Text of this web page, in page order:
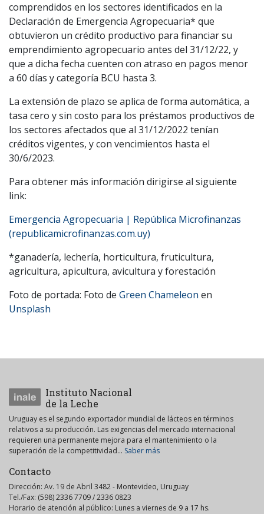
comprendidos en los sectores identificados en la
Declaración de Emergencia Agropecuaria* que
obtuvieron un crédito productivo para financiar su
emprendimiento agropecuario antes del 31/12/22, y
que a dicha fecha cuenten con atraso en pagos menor
a 60 días y categoría BCU hasta 3.
La extensión de plazo se aplica de forma automática, a
tasa cero y sin costo para los préstamos productivos de
los sectores afectados que al 31/12/2022 tenían
créditos vigentes, y con vencimientos hasta el
30/6/2023.
Para obtener más información dirigirse al siguiente
link:
Emergencia Agropecuaria | República Microfinanzas
(republicamicrofinanzas.com.uy)
*ganadería, lechería, horticultura, fruticultura,
agricultura, apicultura, avicultura y forestación
Foto de portada: Foto de Green Chameleon en
Unsplash
Instituto Nacional
de la Leche
Uruguay es el segundo exportador mundial de lácteos en términos
relativos a su producción. Las exigencias del mercado internacional
requieren una permanente mejora para el mantenimiento o la
superación de la competitividad... Saber más
Contacto
Dirección: Av. 19 de Abril 3482 - Montevideo, Uruguay
Tel./Fax: (598) 2336 7709 / 2336 0823
Horario de atención al público: Lunes a viernes de 9 a 17 hs.